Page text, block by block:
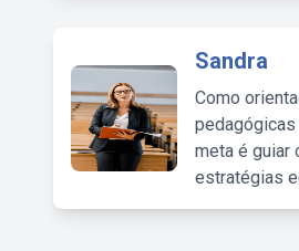
Sandra
Como
meta é guiar
estratégias